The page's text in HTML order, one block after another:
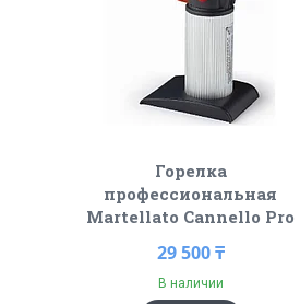
Горелка
профессиональная
Martellato Cannello Pro
29 500 ₸
В наличии